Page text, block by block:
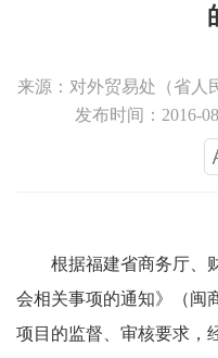
来源：对外贸易处（省人
发布时间：2016-
根据福建省商务厅、
会相关事项的通知》（闽
项目的监督、审核要求，